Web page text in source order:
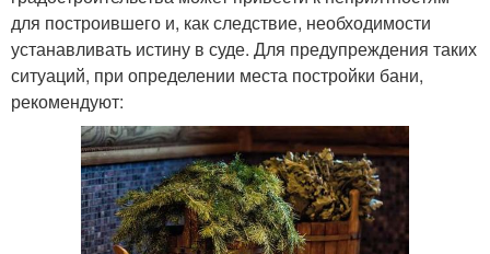
для построившего и, как следствие, необходимости
устанавливать истину в суде. Для предупреждения таких
ситуаций, при определении места постройки бани,
рекомендуют: